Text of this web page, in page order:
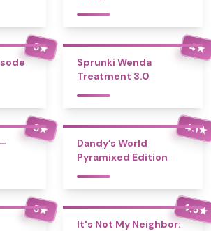
5★ 4★
Sprunki Wenda
Treatment 3.0
5★ 4.1★
Dandy’s World
Pyramixed Edition
5★ 4.5★
It's Not My Neighbor: